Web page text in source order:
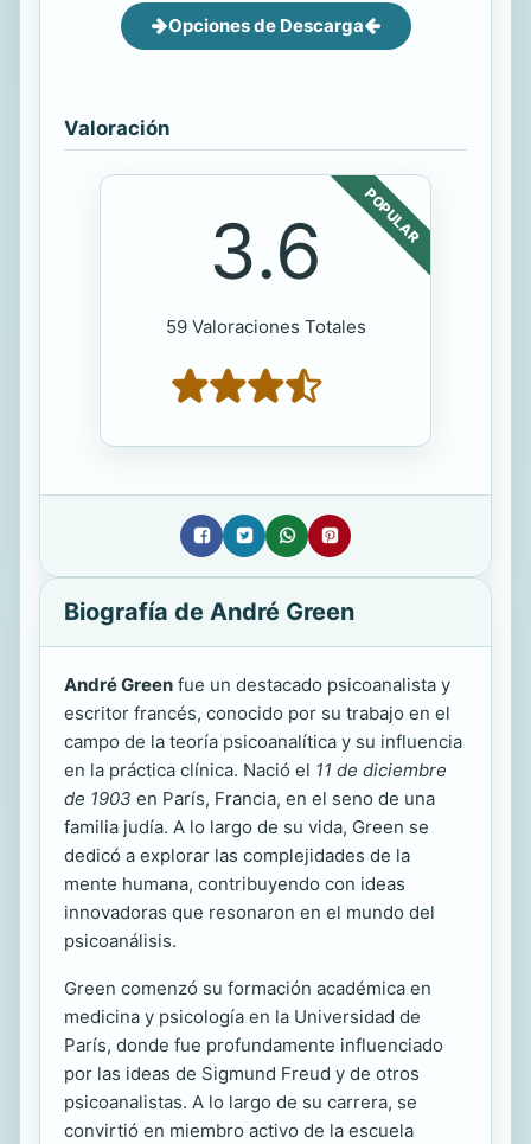
Opciones de Descarga
Valoración
POPULAR
3.6
59 Valoraciones Totales
Biografía de André Green
André Green fue un destacado psicoanalista y
escritor francés, conocido por su trabajo en el
campo de la teoría psicoanalítica y su influencia
en la práctica clínica. Nació el 11 de diciembre
de 1903 en París, Francia, en el seno de una
familia judía. A lo largo de su vida, Green se
dedicó a explorar las complejidades de la
mente humana, contribuyendo con ideas
innovadoras que resonaron en el mundo del
psicoanálisis.
Green comenzó su formación académica en
medicina y psicología en la Universidad de
París, donde fue profundamente influenciado
por las ideas de Sigmund Freud y de otros
psicoanalistas. A lo largo de su carrera, se
convirtió en miembro activo de la escuela